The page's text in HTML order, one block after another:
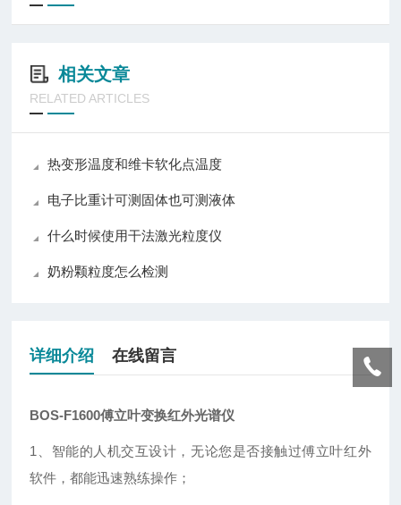
相关文章
RELATED ARTICLES
热变形温度和维卡软化点温度
电子比重计可测固体也可测液体
什么时候使用干法激光粒度仪
奶粉颗粒度怎么检测
详细介绍 在线留言
BOS-F1600傅立叶变换红外光谱仪
1、智能的人机交互设计，无论您是否接触过傅立叶红外
软件，都能迅速熟练操作；